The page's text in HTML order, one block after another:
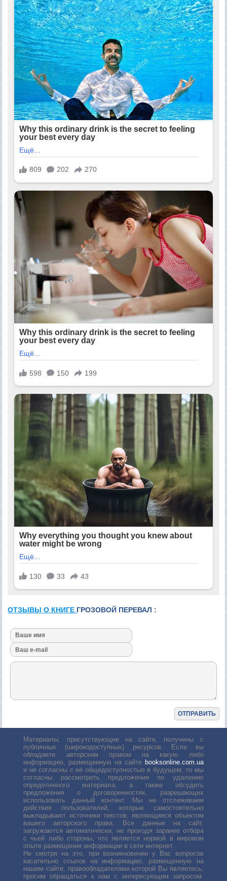
ОТЗЫВЫ О КНИГЕ ГРОЗОВОЙ ПЕРЕВАЛ :
Материалы, присутствующие на сайте, получены с
публичных (широкодоступных) ресурсов. Если вы
обладаете авторским правом на какую либо
информацию, размещенную на сайте booksonline.com.ua
и не согласны с её общедоступностью в будущем, то мы
согласны рассмотреть предложения по удалению
определенного материала, а также обсудить
предложения о договоренностях, разрешающих
использовать данный контент. Мы не отслеживаем
действия пользователей, которые самостоятельно
выкладывают источники текстов, являющиеся объектом
вашего авторского права. Все данные на сайт,
загружаются автоматически, не проходя заранее отбора
с чьей либо стороны, что является нормой в мировом
опыте размещения информации в сети интернет.
Не смотря на это, при возникновении у Вас вопросов
касательно ссылок на информацию, размещенную на
нашем сайте, правообладателями которой Вы являетесь,
просим обращаться к нам с интересующим запросом.